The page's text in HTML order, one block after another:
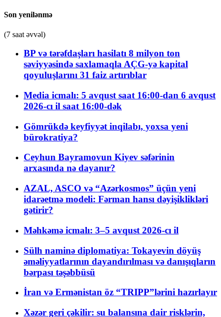
Son yenilənmə
(7 saat əvvəl)
BP və tərəfdaşları hasilatı 8 milyon ton
səviyyəsində saxlamaqla AÇG-yə kapital
qoyuluşlarını 31 faiz artırıblar
Media icmalı: 5 avqust saat 16:00-dan 6 avqust
2026-cı il saat 16:00-dək
Gömrükdə keyfiyyət inqilabı, yoxsa yeni
bürokratiya?
Ceyhun Bayramovun Kiyev səfərinin
arxasında nə dayanır?
AZAL, ASCO və “Azərkosmos” üçün yeni
idarəetmə modeli: Fərman hansı dəyişiklikləri
gətirir?
Məhkəmə icmalı: 3–5 avqust 2026-cı il
Sülh naminə diplomatiya: Tokayevin döyüş
əməliyyatlarının dayandırılması və danışıqların
bərpası təşəbbüsü
İran və Ermənistan öz “TRIPP”lərini hazırlayır
Xəzər geri çəkilir: su balansına dair risklərin,